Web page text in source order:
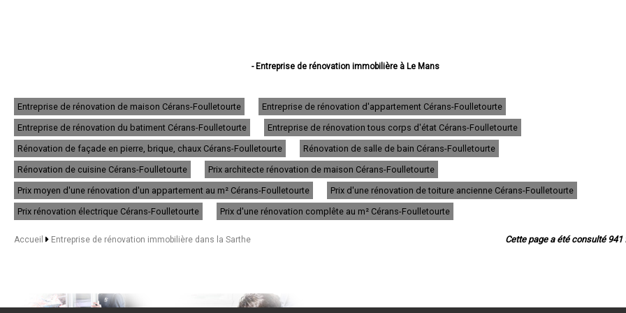
- Entreprise de rénovation immobilière à Le Mans
- Entreprise de rénovation immobilière à Allonnes
- Entreprise de rénovation immobilière à La Ferté-Bernard
- Entreprise de rénovation immobilière à Coulaines
- Entreprise de rénovation immobilière à Changé
- Entreprise de rénovation immobilière à Mamers
- Entreprise de rénovation immobilière à Arnage
- Entreprise de rénovation immobilière à Parigné-l'Évêque
- Entreprise de rénovation immobilière à Château-du-Loir
- Entreprise de rénovation immobilière à Écommoy
- Entreprise de rénovation immobilière à Mulsanne
- Entreprise de rénovation immobilière à Bonnétable
- Entreprise de rénovation immobilière à Sargé-lès-le-Mans
- Entreprise de rénovation immobilière à Champagne
Entreprise de rénovation de maison Cérans-Foulletourte
Entreprise de rénovation d'appartement Cérans-Foulletourte
Entreprise de rénovation du batiment Cérans-Foulletourte
Entreprise de rénovation tous corps d'état Cérans-Foulletourte
Rénovation de façade en pierre, brique, chaux Cérans-Foulletourte
Rénovation de salle de bain Cérans-Foulletourte
Rénovation de cuisine Cérans-Foulletourte
Prix architecte rénovation de maison Cérans-Foulletourte
Prix moyen d'une rénovation d'un appartement au m² Cérans-Foulletourte
Prix d'une rénovation de toiture ancienne Cérans-Foulletourte
Prix rénovation électrique Cérans-Foulletourte
Prix d'une rénovation complête au m² Cérans-Foulletourte
Cette page a été consulté 941
Accueil Entreprise de rénovation immobilière dans la Sarthe